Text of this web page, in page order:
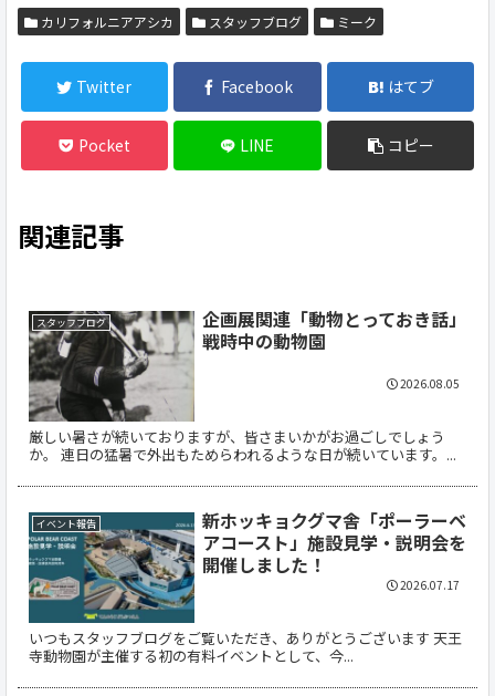
カリフォルニアアシカ スタッフブログ ミーク
Twitter Facebook はてブ
Pocket LINE コピー
関連記事
スタッフブログ
企画展関連「動物とっておき話」
戦時中の動物園
厳しい暑さが続いておりますが、皆さまいかがお過ごしでしょう
か。 連日の猛暑で外出もためらわれるような日が続いています。...
2026.08.05
イベント報告
新ホッキョクグマ舎「ポーラーベ
アコースト」施設見学・説明会を
開催しました！
いつもスタッフブログをご覧いただき、ありがとうございます 天王
寺動物園が主催する初の有料イベントとして、今...
2026.07.17